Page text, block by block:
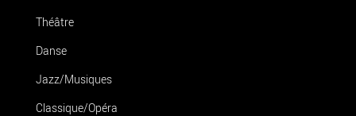
Théâtre
Danse
Jazz/Musiques
Classique/Opéra